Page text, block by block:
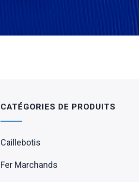
CATÉGORIES DE PRODUITS
Caillebotis
Fer Marchands